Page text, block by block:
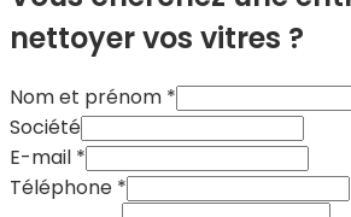
nettoyer vos vitres ?
Nom et prénom *
Société
E-mail *
besoins
Téléphone *